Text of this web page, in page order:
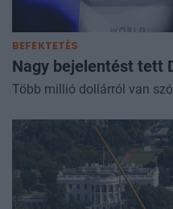
BEFEKTETÉS
Nagy bejelentést tett
Több millió dollárról van